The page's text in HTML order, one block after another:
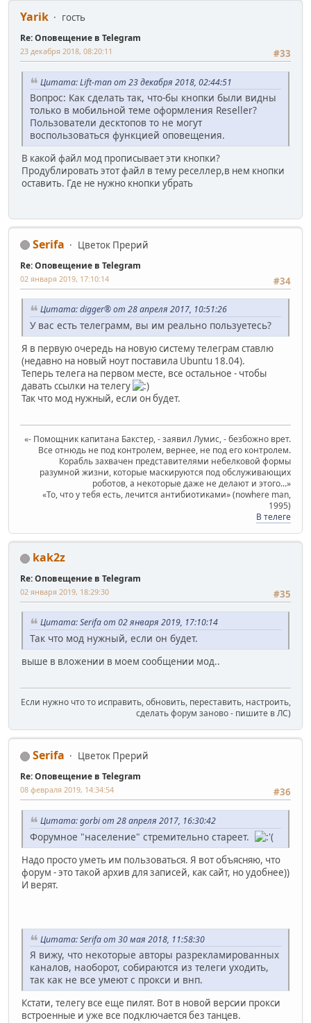
Yarik гость
Re: Оповещение в Telegram
#33
23 декабря 2018, 08:20:11
Цитата: Lift-man от 23 декабря 2018, 02:44:51
Вопрос: Как сделать так, что-бы кнопки были видны
только в мобильной теме оформления Reseller?
Пользователи десктопов то не могут
воспользоваться функцией оповещения.
В какой файл мод прописывает эти кнопки?
Продублировать этот файл в тему реселлер,в нем кнопки
оставить. Где не нужно кнопки убрать
Serifa Цветок Прерий
Re: Оповещение в Telegram
#34
02 января 2019, 17:10:14
Цитата: digger® от 28 апреля 2017, 10:51:26
У вас есть телеграмм, вы им реально пользуетесь?
Я в первую очередь на новую систему телеграм ставлю
(недавно на новый ноут поставила Ubuntu 18.04).
Теперь телега на первом месте, все остальное - чтобы
давать ссылки на телегу
Так что мод нужный, если он будет.
«- Помощник капитана Бакстер, - заявил Лумис, - безбожно врет.
Все отнюдь не под контролем, вернее, не под его контролем.
Корабль захвачен представителями небелковой формы
разумной жизни, которые маскируются под обслуживающих
роботов, а некоторые даже не делают и этого...»
«То, что у тебя есть, лечится антибиотиками» (nowhere man,
1995)
В телеге
kak2z
Re: Оповещение в Telegram
#35
02 января 2019, 18:29:30
Цитата: Serifa от 02 января 2019, 17:10:14
Так что мод нужный, если он будет.
выше в вложении в моем сообщении мод..
Если нужно что то исправить, обновить, переставить, настроить,
сделать форум заново - пишите в ЛС)
Serifa Цветок Прерий
Re: Оповещение в Telegram
#36
08 февраля 2019, 14:34:54
Цитата: gorbi от 28 апреля 2017, 16:30:42
Форумное "население" стремительно стареет.
Надо просто уметь им пользоваться. Я вот объясняю, что
форум - это такой архив для записей, как сайт, но удобнее))
И верят.
Цитата: Serifa от 30 мая 2018, 11:58:30
Я вижу, что некоторые авторы разрекламированных
каналов, наоборот, собираются из телеги уходить,
так как не все умеют с прокси и внп.
Кстати, телегу все еще пилят. Вот в новой версии прокси
встроенные и уже все подключается без танцев.